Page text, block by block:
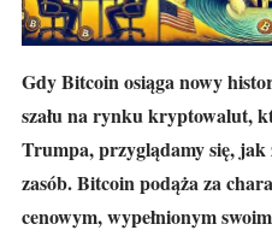
GdyBitcoin osiąganowy
szału na rynku kryptowalut,
Trumpa, przyglądamy się,
zasób. Bitcoin podąża za
cenowym, wypełnionym